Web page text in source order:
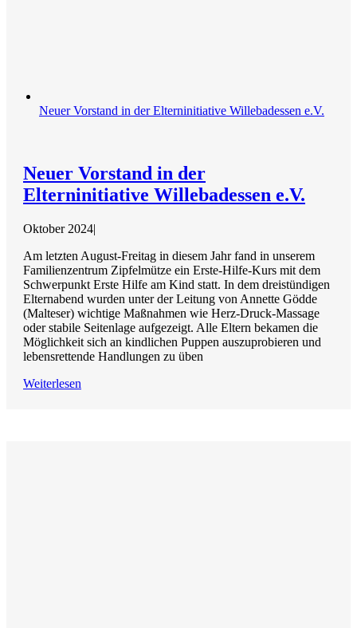
Neuer Vorstand in der Elterninitiative Willebadessen e.V.
Neuer Vorstand in der
Elterninitiative Willebadessen e.V.
Oktober 2024|
Am letzten August-Freitag in diesem Jahr fand in unserem
Familienzentrum Zipfelmütze ein Erste-Hilfe-Kurs mit dem
Schwerpunkt Erste Hilfe am Kind statt. In dem dreistündigen
Elternabend wurden unter der Leitung von Annette Gödde
(Malteser) wichtige Maßnahmen wie Herz-Druck-Massage
oder stabile Seitenlage aufgezeigt. Alle Eltern bekamen die
Möglichkeit sich an kindlichen Puppen auszuprobieren und
lebensrettende Handlungen zu üben
Weiterlesen